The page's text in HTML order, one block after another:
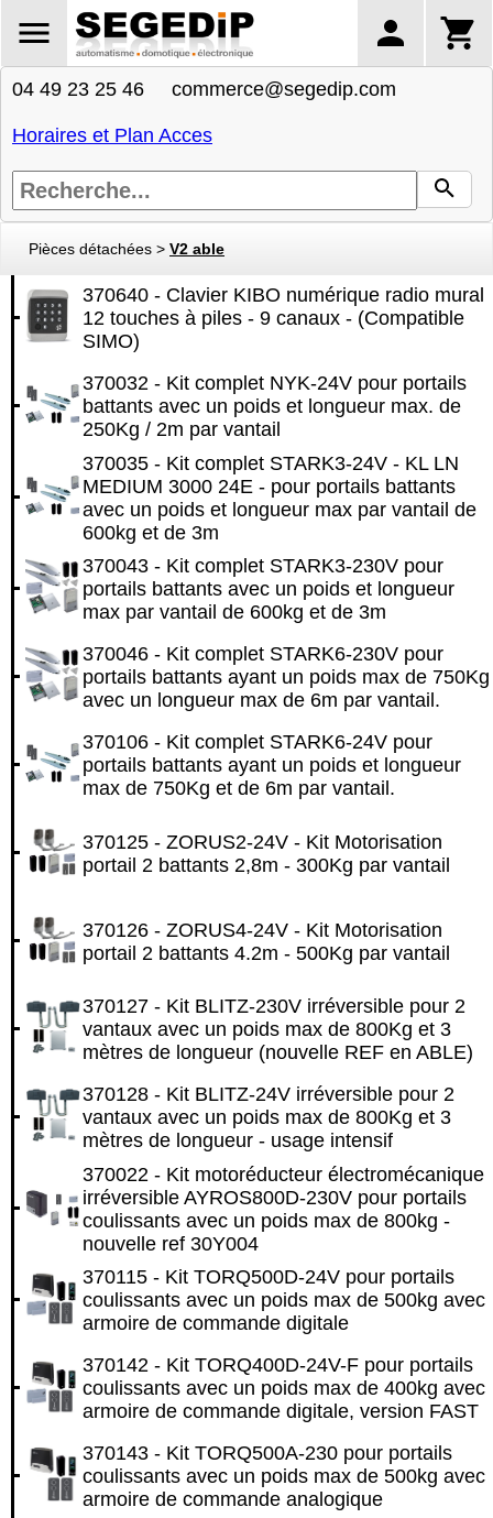
04 49 23 25 46 commerce@segedip.com
Horaires et Plan Acces
Pièces détachées > V2 able
370640 - Clavier KIBO numérique radio mural
12 touches à piles - 9 canaux - (Compatible
SIMO)
370032 - Kit complet NYK-24V pour portails
battants avec un poids et longueur max. de
250Kg / 2m par vantail
370035 - Kit complet STARK3-24V - KL LN
MEDIUM 3000 24E - pour portails battants
avec un poids et longueur max par vantail de
600kg et de 3m
370043 - Kit complet STARK3-230V pour
portails battants avec un poids et longueur
max par vantail de 600kg et de 3m
370046 - Kit complet STARK6-230V pour
portails battants ayant un poids max de 750Kg
avec un longueur max de 6m par vantail.
370106 - Kit complet STARK6-24V pour
portails battants ayant un poids et longueur
max de 750Kg et de 6m par vantail.
370125 - ZORUS2-24V - Kit Motorisation
portail 2 battants 2,8m - 300Kg par vantail
370126 - ZORUS4-24V - Kit Motorisation
portail 2 battants 4.2m - 500Kg par vantail
370127 - Kit BLITZ-230V irréversible pour 2
vantaux avec un poids max de 800Kg et 3
mètres de longueur (nouvelle REF en ABLE)
370128 - Kit BLITZ-24V irréversible pour 2
vantaux avec un poids max de 800Kg et 3
mètres de longueur - usage intensif
370022 - Kit motoréducteur électromécanique
irréversible AYROS800D-230V pour portails
coulissants avec un poids max de 800kg -
nouvelle ref 30Y004
370115 - Kit TORQ500D-24V pour portails
coulissants avec un poids max de 500kg avec
armoire de commande digitale
370142 - Kit TORQ400D-24V-F pour portails
coulissants avec un poids max de 400kg avec
armoire de commande digitale, version FAST
370143 - Kit TORQ500A-230 pour portails
coulissants avec un poids max de 500kg avec
armoire de commande analogique